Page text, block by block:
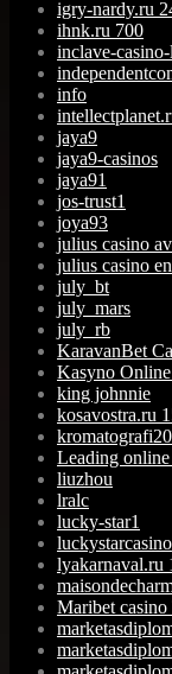
igry-nardy.ru
ihnk.ru 700
inclave-
info
jaya9
jaya9-casinos
jaya91
jos-trust1
joya93
julius casino
julius casino
july_bt
july_mars
july_rb
KaravanBet
Kasyno
king johnnie
kosavostra.ru
Leading
liuzhou
lralc
lucky-star1
luckystarcasino
lyakarnaval.ru
Maribet casino